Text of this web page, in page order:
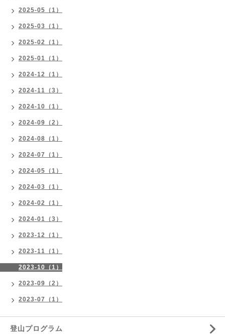
2025-05（1）
2025-03（1）
2025-02（1）
2025-01（1）
2024-12（1）
2024-11（3）
2024-10（1）
2024-09（2）
2024-08（1）
2024-07（1）
2024-05（1）
2024-03（1）
2024-02（1）
2024-01（3）
2023-12（1）
2023-11（1）
2023-10（1）
2023-09（2）
2023-07（1）
登山プログラム